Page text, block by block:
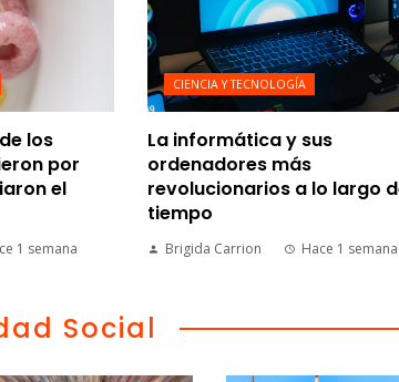
los
por
el
1 semana
CIENCIA Y TECNOLOGÍA
La informática y sus
ordenadores más
revolucionarios a lo largo
tiempo
Brigida Carrion Hace 1 semana
Social